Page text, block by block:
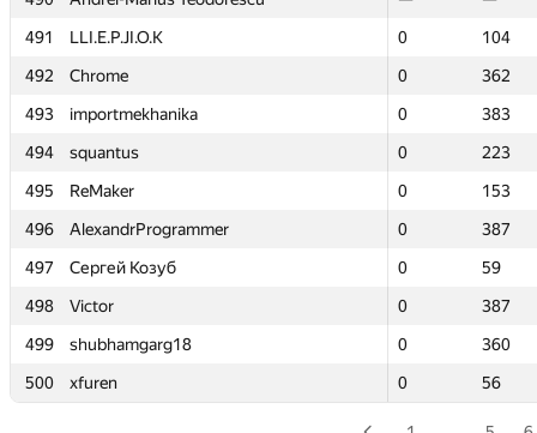
491
LLI.E.P.JI.O.K 0
104
492
Chrome 0
362
493
importmekhanika 0
383
494
squantus 0
223
495
ReMaker 0
153
496
AlexandrProgrammer 0
387
497
Сергей Козуб 0
59
498
Victor 0
387
499
shubhamgarg18 0
360
500
xfuren 0 56
491
LLI.E.P.JI.O.K 0
104
492
Chrome 0
362
493
importmekhanika 0
383
494
squantus 0
223
495
ReMaker 0
153
496
AlexandrProgrammer 0
387
497
Сергей Козуб 0
59
498
Victor 0
387
499
shubhamgarg18 0
360
500
xfuren 0 56